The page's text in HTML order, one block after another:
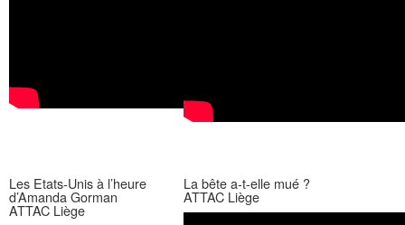
Les Etats-Unis à l’heure
d’Amanda Gorman
ATTAC Liège
La bête a-t-elle mué ?
ATTAC Liège